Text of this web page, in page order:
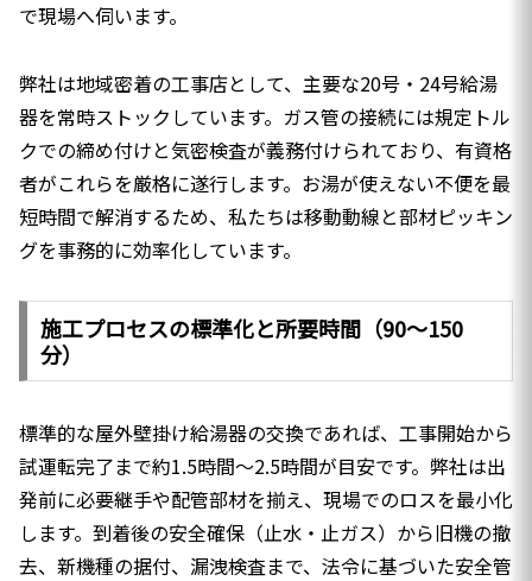
で現場へ伺います。
弊社は地域密着の工事店として、主要な20号・24号給湯
器を常時ストックしています。ガス管の接続には規定トル
クでの締め付けと気密検査が義務付けられており、有資格
者がこれらを厳格に遂行します。お湯が使えない不便を最
短時間で解消するため、私たちは移動動線と部材ピッキン
グを事務的に効率化しています。
施工プロセスの標準化と所要時間（90〜150
分）
標準的な屋外壁掛け給湯器の交換であれば、工事開始から
試運転完了まで約1.5時間〜2.5時間が目安です。弊社は出
発前に必要継手や配管部材を揃え、現場でのロスを最小化
します。到着後の安全確保（止水・止ガス）から旧機の撤
去、新機種の据付、漏洩検査まで、法令に基づいた安全管